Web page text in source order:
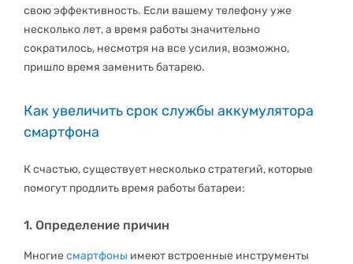
свою эффективность. Если вашему телефону уже
несколько лет, а время работы значительно
сократилось, несмотря на все усилия, возможно,
пришло время заменить батарею.
Как увеличить срок службы аккумулятора
смартфона
К счастью, существует несколько стратегий, которые
помогут продлить время работы батареи:
1. Определение причин
Многие смартфоны имеют встроенные инструменты